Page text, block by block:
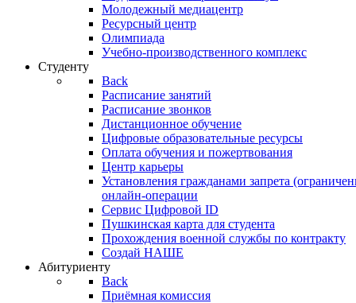
Молодежный медиацентр
Ресурсный центр
Олимпиада
Учебно-производственного комплекс
Студенту
Back
Расписание занятий
Расписание звонков
Дистанционное обучение
Цифровые образовательные ресурсы
Оплата обучения и пожертвования
Центр карьеры
Установления гражданами запрета
онлайн-операции
Сервис Цифровой ID
Пушкинская карта для студента
Прохождения военной службы по контракту
Создай НАШЕ
Абитуриенту
Back
Приёмная комиссия